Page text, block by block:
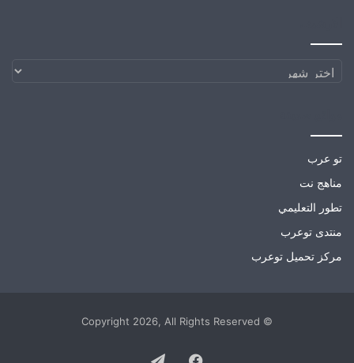
الارشيف
تو عرب
مناهج نت
تطور التعليمي
منتدى توعرب
مركز تحميل توعرب
© Copyright 2026, All Rights Reserved
Facebook
Telegram